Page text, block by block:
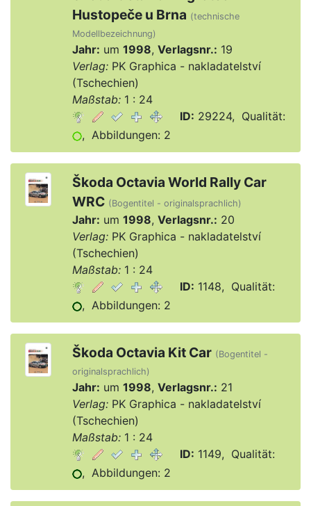
Hustopeče u Brna (technische
Modellbezeichnung)
Jahr: um 1998, Verlagsnr.: 19
Verlag:PK Graphica - nakladatelství
(Tschechien)
Maßstab:1 : 24
ID: 29224, Qualität:
, Abbildungen: 2
Škoda Octavia World Rally Car
WRC (Bogentitel - originalsprachlich)
Jahr: um 1998, Verlagsnr.: 20
Verlag:PK Graphica - nakladatelství
(Tschechien)
Maßstab:1 : 24
ID: 1148, Qualität:
, Abbildungen: 2
Škoda Octavia Kit Car (Bogentitel -
originalsprachlich)
Jahr: um 1998, Verlagsnr.: 21
Verlag:PK Graphica - nakladatelství
(Tschechien)
Maßstab:1 : 24
ID: 1149, Qualität:
, Abbildungen: 2